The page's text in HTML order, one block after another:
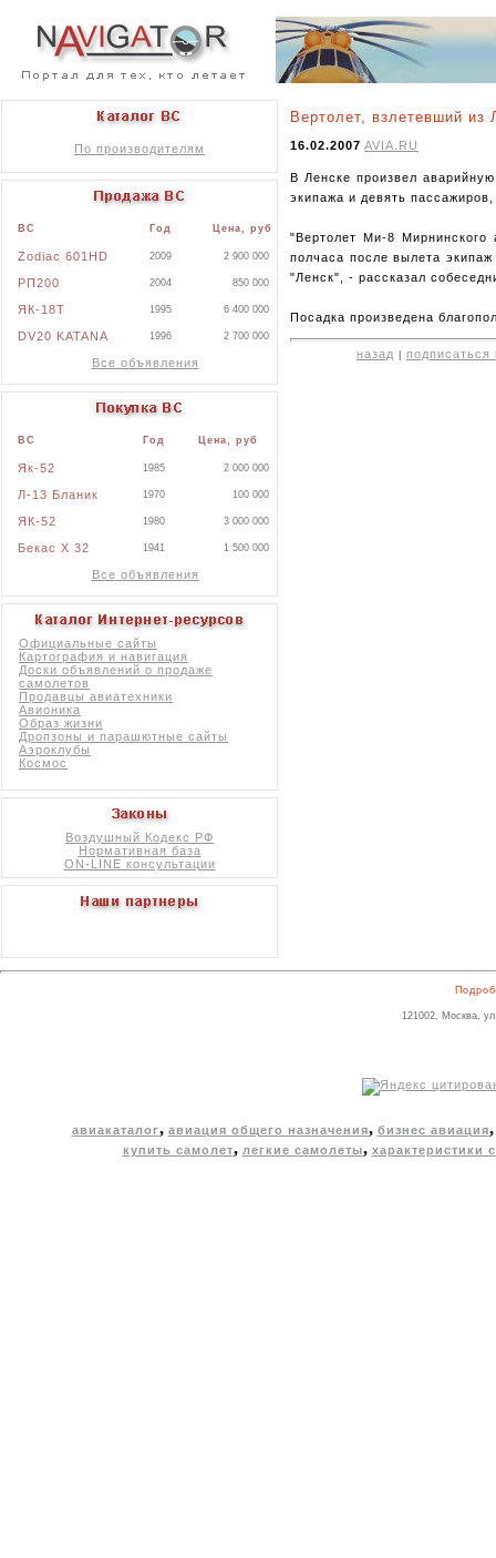
По производителям
ВС Год Цена, руб
Zodiac 601HD 2009 2 900 000
РП200 2004 850 000
ЯК-18Т 1995 6 400 000
DV20 KATANA 1996 2 700 000
Все объявления
ВС Год Цена, руб
Як-52 1985 2 000 000
Л-13 Бланик 1970 100 000
ЯК-52 1980 3 000 000
Бекас X 32 1941 1 500 000
Все объявления
Официальные сайты
Картография и навигация
Доски объявлений о продаже
самолетов
Продавцы авиатехники
Авионика
Образ жизни
Дропзоны и парашютные сайты
Аэроклубы
Космос
Воздушный Кодекс РФ
Нормативная база
ON-LINE консультации
Вертолет, взлетевший из
16.02.2007 AVIA.RU
В Ленске произвел
экипажа и девять
"Вертолет Ми-8
полчаса после вылета
"Ленск", - рассказал
Посадка произведена
назад подписаться
121002, Москва,
авиакаталог, авиация общего назначения, бизнес авиация
купить самолет, легкие самолеты, характеристики